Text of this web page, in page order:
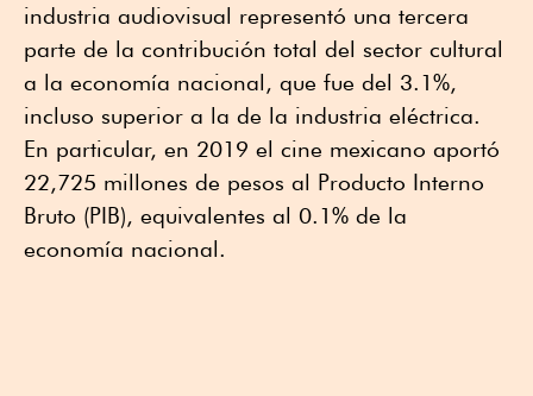
industria audiovisual representó una tercera
parte de la contribución total del sector cultural
a la economía nacional, que fue del 3.1%,
incluso superior a la de la industria eléctrica.
En particular, en 2019 el cine mexicano aportó
22,725 millones de pesos al Producto Interno
Bruto (PIB), equivalentes al 0.1% de la
economía nacional.